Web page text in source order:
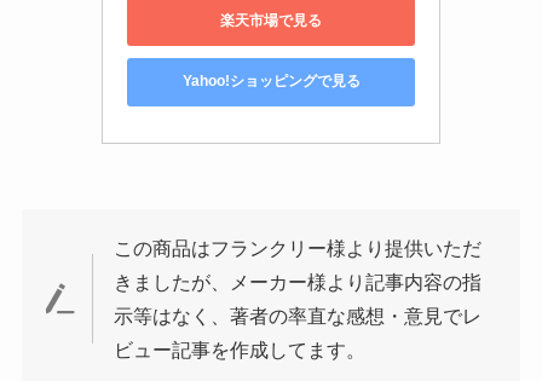
楽天市場で見る
Yahoo!ショッピングで見る
この商品はフランクリー様より提供いただ
きましたが、メーカー様より記事内容の指
示等はなく、著者の率直な感想・意見でレ
ビュー記事を作成してます。